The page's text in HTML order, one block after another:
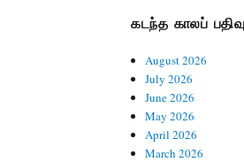
கடந்த காலப்
August 2026
July 2026
June 2026
May 2026
April 2026
March 2026